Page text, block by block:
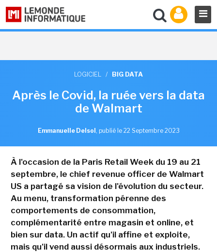
LOGICIEL / BIG DATA
Après le Covid, la ruée vers la data
de Walmart
Emmanuelle Delsol , publié le 22 Septembre 2023
À l'occasion de la Paris Retail Week du 19 au 21
septembre, le chief revenue officer de Walmart
US a partagé sa vision de l'évolution du secteur.
Au menu, transformation pérenne des
comportements de consommation,
complémentarité entre magasin et online, et
bien sur data. Un actif qu'il affine et exploite,
mais qu'il vend aussi désormais aux industriels.